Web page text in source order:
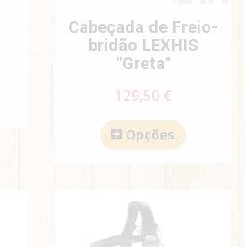
Cabeçada de Freio-
bridão LEXHIS
"Greta"
129,50 €
Opções